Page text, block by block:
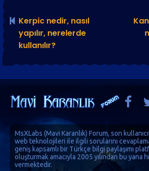
Kerpic nedir, nasıl
yapılır, nerelerde
kullanılır?
MsXLabs (Mavi Karanlık) Forum, son
web teknolojileri ile ilgili sorularını
geniş kapsamlı bir Türkçe bilgi paylaşımı
oluşturmak amacıyla 2005 yılından bu yana
vermektedir.